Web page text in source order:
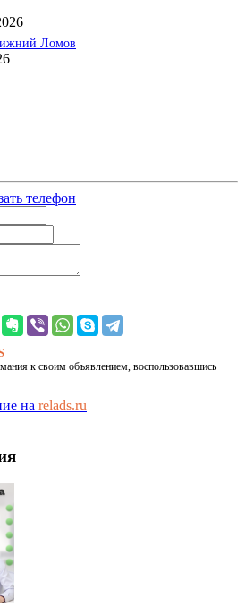
Ломов
телефон
к своим объявлением, воспользовавшись
на relads.ru